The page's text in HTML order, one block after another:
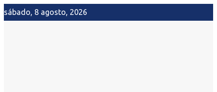
sábado, 8 agosto, 2026